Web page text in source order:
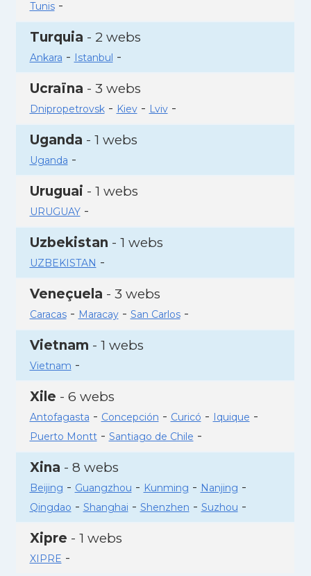
Tunis-
Turquia - 2 webs
Ankara - Istanbul -
Ucraïna - 3 webs
Dnipropetrovsk- Kiev- Lviv-
Uganda - 1 webs
Uganda -
Uruguai - 1 webs
URUGUAY-
Uzbekistan - 1 webs
UZBEKISTAN -
Veneçuela - 3 webs
Caracas- Maracay- San Carlos-
Vietnam - 1 webs
Vietnam -
Xile - 6 webs
Antofagasta - Concepción - Curicó - Iquique -
Puerto Montt- Santiago de Chile -
Xina - 8 webs
Beijing - Guangzhou - Kunming - Nanjing -
Qingdao - Shanghai - Shenzhen - Suzhou -
Xipre - 1 webs
XIPRE -